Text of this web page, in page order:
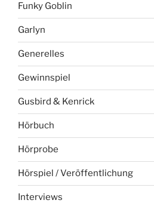
Funky Goblin
Garlyn
Generelles
Gewinnspiel
Gusbird & Kenrick
Hörbuch
Hörprobe
Hörspiel / Veröffentlichung
Interviews